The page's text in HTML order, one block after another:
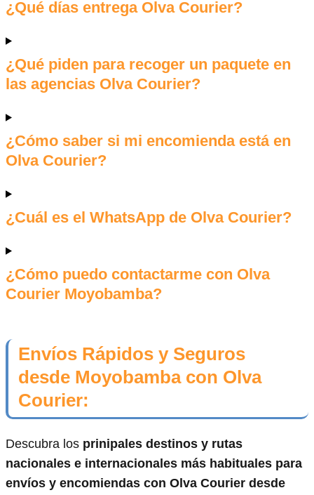
¿Qué días entrega Olva Courier?
¿Qué piden para recoger un paquete en
las agencias Olva Courier?
¿Cómo saber si mi encomienda está en
Olva Courier?
¿Cuál es el WhatsApp de Olva Courier?
¿Cómo puedo contactarme con Olva
Courier Moyobamba?
Envíos Rápidos y Seguros
desde Moyobamba con Olva
Courier:
Descubra los prinipales destinos y rutas
nacionales e internacionales más habituales para
envíos y encomiendas con Olva Courier desde